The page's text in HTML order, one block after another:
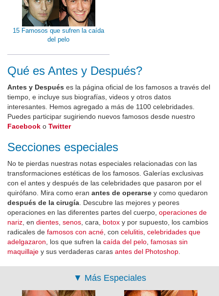
15 Famosos que sufren la caída
del pelo
Qué es Antes y Después?
Antes y Después es la página oficial de los famosos a través del
tiempo, e incluye sus biografías, videos y otros datos
interesantes. Hemos agregado a más de 1100 celebridades.
Puedes participar sugiriendo nuevos famosos desde nuestro
Facebook o Twitter
Secciones especiales
No te pierdas nuestras notas especiales relacionadas con las
transformaciones estéticas de los famosos. Galerías exclusivas
con el antes y después de las celebridades que pasaron por el
quirófano. Mira como eran antes de operarse y como quedaron
después de la cirugía . Descubre las mejores y peores
operaciones en las diferentes partes del cuerpo, operaciones de
nariz , en dientes senos , cara, botox y por supuesto, los cambios
radicales de famosos con acné , con celulitis celebridades que
adelgazaron , los que sufren la caída del pelo famosas sin
maquillaje y sus verdaderas caras antes del Photoshop
▼ Más Especiales